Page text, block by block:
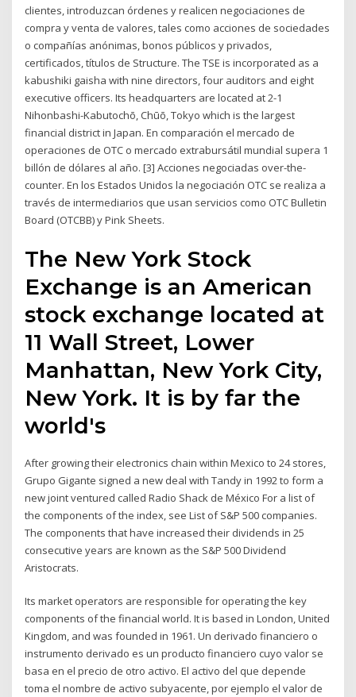
clientes, introduzcan órdenes y realicen negociaciones de
compra y venta de valores, tales como acciones de sociedades
o compañías anónimas, bonos públicos y privados,
certificados, títulos de Structure. The TSE is incorporated as a
kabushiki gaisha with nine directors, four auditors and eight
executive officers. Its headquarters are located at 2-1
Nihonbashi-Kabutochō, Chūō, Tokyo which is the largest
financial district in Japan. En comparación el mercado de
operaciones de OTC o mercado extrabursátil mundial supera 1
billón de dólares al año. [3] Acciones negociadas over-the-
counter. En los Estados Unidos la negociación OTC se realiza a
través de intermediarios que usan servicios como OTC Bulletin
Board (OTCBB) y Pink Sheets.
The New York Stock
Exchange is an American
stock exchange located at
11 Wall Street, Lower
Manhattan, New York City,
New York. It is by far the
world's
After growing their electronics chain within Mexico to 24 stores,
Grupo Gigante signed a new deal with Tandy in 1992 to form a
new joint ventured called Radio Shack de México For a list of
the components of the index, see List of S&P 500 companies.
The components that have increased their dividends in 25
consecutive years are known as the S&P 500 Dividend
Aristocrats.
Its market operators are responsible for operating the key
components of the financial world. It is based in London, United
Kingdom, and was founded in 1961. Un derivado financiero o
instrumento derivado es un producto financiero cuyo valor se
basa en el precio de otro activo. El activo del que depende
toma el nombre de activo subyacente, por ejemplo el valor de